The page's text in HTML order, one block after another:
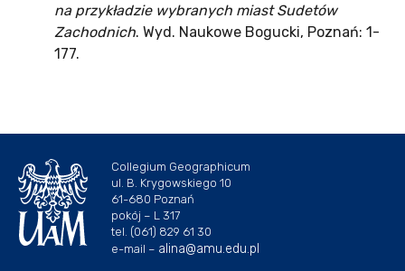
na przykładzie wybranych miast Sudetów
Zachodnich. Wyd. Naukowe Bogucki, Poznań: 1-
177.
Collegium Geographicum
ul. B. Krygowskiego 10
61-680 Poznań
pokój – L 317
tel. (061) 829 61 30
e-mail – alina@amu.edu.pl